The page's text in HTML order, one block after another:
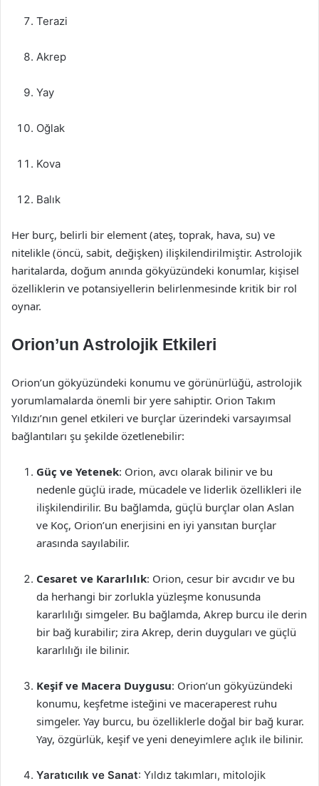
Terazi
Akrep
Yay
Oğlak
Kova
Balık
Her burç, belirli bir element (ateş, toprak, hava, su) ve
nitelikle (öncü, sabit, değişken) ilişkilendirilmiştir. Astrolojik
haritalarda, doğum anında gökyüzündeki konumlar, kişisel
özelliklerin ve potansiyellerin belirlenmesinde kritik bir rol
oynar.
Orion’un Astrolojik Etkileri
Orion’un gökyüzündeki konumu ve görünürlüğü, astrolojik
yorumlamalarda önemli bir yere sahiptir. Orion Takım
Yıldızı’nın genel etkileri ve burçlar üzerindeki varsayımsal
bağlantıları şu şekilde özetlenebilir:
Güç ve Yetenek: Orion, avcı olarak bilinir ve bu
nedenle güçlü irade, mücadele ve liderlik özellikleri ile
ilişkilendirilir. Bu bağlamda, güçlü burçlar olan Aslan
ve Koç, Orion’un enerjisini en iyi yansıtan burçlar
arasında sayılabilir.
Cesaret ve Kararlılık: Orion, cesur bir avcıdır ve bu
da herhangi bir zorlukla yüzleşme konusunda
kararlılığı simgeler. Bu bağlamda, Akrep burcu ile derin
bir bağ kurabilir; zira Akrep, derin duyguları ve güçlü
kararlılığı ile bilinir.
Keşif ve Macera Duygusu: Orion’un gökyüzündeki
konumu, keşfetme isteğini ve maceraperest ruhu
simgeler. Yay burcu, bu özelliklerle doğal bir bağ kurar.
Yay, özgürlük, keşif ve yeni deneyimlere açlık ile bilinir.
Yaratıcılık ve Sanat: Yıldız takımları, mitolojik